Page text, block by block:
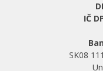
IČ
SK08